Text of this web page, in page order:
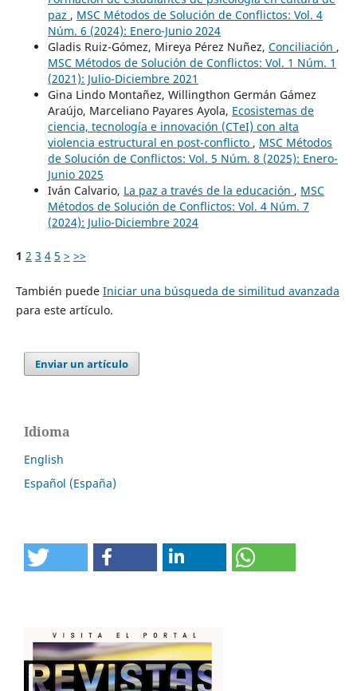
paz , MSC Métodos de Solución de Conflictos: Vol. 4
Núm. 6 (2024): Enero-Junio 2024
Gladis Ruiz-Gómez, Mireya Pérez Nuñez, Conciliación ,
MSC Métodos de Solución de Conflictos: Vol. 1 Núm. 1
(2021): Julio-Diciembre 2021
Gina Lindo Montañez, Willingthon Germán Gámez
Araújo, Marceliano Payares Ayola, Ecosistemas de
ciencia, tecnología e innovación (CTeI) con alta
violencia estructural en post-conflicto , MSC Métodos
de Solución de Conflictos: Vol. 5 Núm. 8 (2025): Enero-
Junio 2025
Iván Calvario, La paz a través de la educación , MSC
Métodos de Solución de Conflictos: Vol. 4 Núm. 7
(2024): Julio-Diciembre 2024
1 2 3 4 5 > >>
También puede Iniciar una búsqueda de similitud avanzada
para este artículo.
Enviar un artículo
Idioma
English
Español (España)